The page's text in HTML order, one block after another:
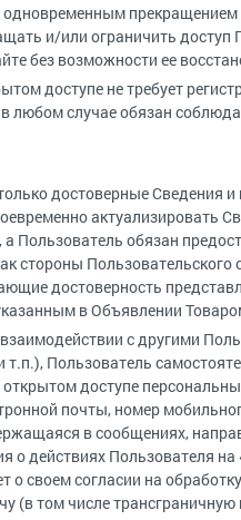
одновременным
и/или ограничить доступ
без возможности ее
доступе не требует
любом случае обязан
достоверные Сведения и
актуализировать
Пользователь обязан
стороны Пользовательского
достоверность
в Объявлении
с другими
Пользователь
доступе
почты, номер
в сообщениях,
о действиях Пользователя на
своем согласии на
том числе трансграничную